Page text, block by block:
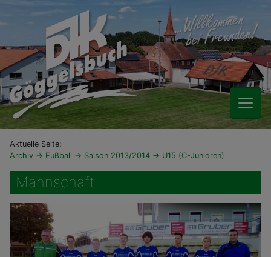
Aktuelle Seite:
Archiv
Fußball Saison 2013/2014 U15 (C-Junioren)
Mannschaft